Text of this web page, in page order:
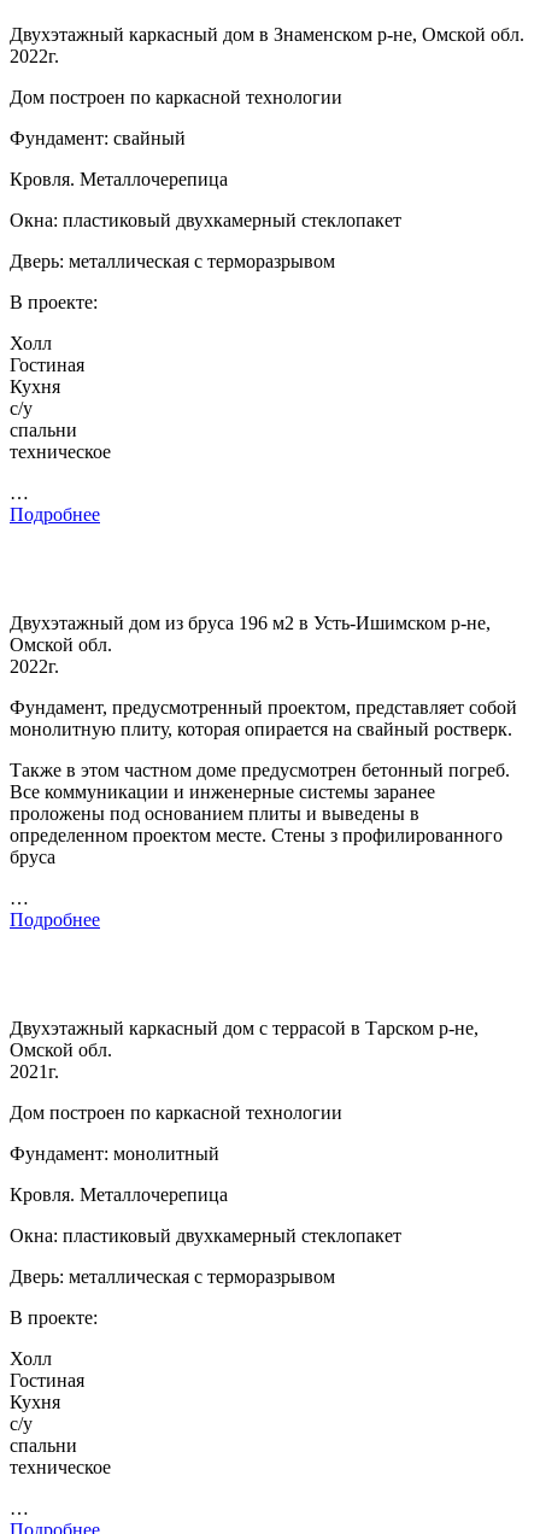
Двухэтажный каркасный дом в Знаменском р-не, Омской обл.
2022г.
Дом построен по каркасной технологии
Фундамент: свайный
Кровля. Металлочерепица
Окна: пластиковый двухкамерный стеклопакет
Дверь: металлическая с терморазрывом
В проекте:
Холл
Гостиная
Кухня
с/у
спальни
техническое
…
Подробнее
Двухэтажный дом из бруса 196 м2 в Усть-Ишимском р-не,
Омской обл.
2022г.
Фундамент, предусмотренный проектом, представляет собой
монолитную плиту, которая опирается на свайный ростверк.
Также в этом частном доме предусмотрен бетонный погреб.
Все коммуникации и инженерные системы заранее
проложены под основанием плиты и выведены в
определенном проектом месте. Стены з профилированного
бруса
…
Подробнее
Двухэтажный каркасный дом с террасой в Тарском р-не,
Омской обл.
2021г.
Дом построен по каркасной технологии
Фундамент: монолитный
Кровля. Металлочерепица
Окна: пластиковый двухкамерный стеклопакет
Дверь: металлическая с терморазрывом
В проекте:
Холл
Гостиная
Кухня
с/у
спальни
техническое
…
Подробнее